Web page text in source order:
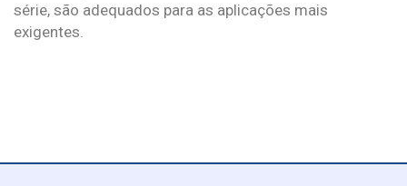
série, são adequados para as aplicações mais
exigentes.